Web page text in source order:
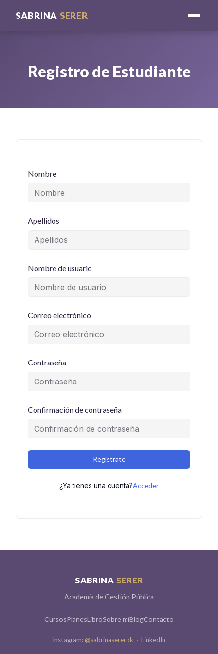
SABRINA SERER
Registro de Estudiante
Nombre
Apellidos
Nombre de usuario
Correo electrónico
Contraseña
Confirmación de contraseña
Regístrate
¿Ya tienes una cuenta?Acceder
SABRINA SERER
Academia de Gestión Pública
CursosPlanesLibroSobre míBlogContacto
Instagram: @sabrinasererok · LinkedIn